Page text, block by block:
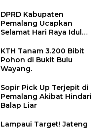
Ramaikan Acara
DPRD Kabupaten
Pemalang Ucapkan
Selamat Hari Raya Idul
KTH Tanam 3.200 Bibit
Pohon di Bukit Bulu
Wayang.
Sopir Pick Up Terjepit di
Pemalang Akibat Hindari
Balap Liar
Lampaui Target! Jateng